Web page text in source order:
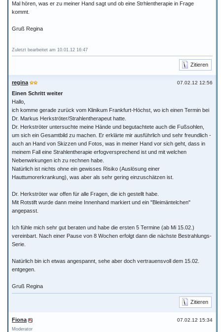
Mal hören, was er zu meiner Hand sagt und ob eine Strhlentherapie in Frage
kommt.
Gruß Regina
Zuletzt bearbeitet am 10.01.12 16:47
Zitieren
07.02.12 12:56
regina
Einen Schritt weiter
Hallo,
ich komme gerade zurück vom Klinikum Frankfurt-Höchst, wo ich einen Termin bei
Dr. Markus Herkströter/Strahlentherapeut hatte.
Dr. Herkströter untersuchte meine Hände und begutachtete auch die Fußsohlen,
um sich ein Gesamtbild zu machen. Er erklärte mir ausführlich und sehr freundlich -
auch an Hand von Skizzen und Fotos, was in meiner Hand vor sich geht, dass in
meinem Fall eine Strahlentherapie erfogversprechend ist und mit welchen
Nebenwirkungen ich zu rechnen habe.
Natürlich ist nichts ohne ein gewisses Risiko (Auslösung einer
Hauttumorerkrankung), was aber als sehr gering einzuschätzen ist.
Dr. Herkströter war offen für alle Fragen, die ich gestellt habe.
Mit Rotstift wurde dann meine Innenhand markiert und ein "Bleimäntelchen"
angepasst.
Ich fühle mich sehr gut beraten und habe die ersten 5 Termine (ab Mi 15.02.)
vereinbart. Nach einer Pause von 8 Wochen erfolgt dann die nächste Bestrahlungs-
Serie.
Natürlich bin ich etwas angespannt, sehe aber doch vertrauensvoll dem 15.02.
entgegen.
Gruß Regina
Zitieren
07.02.12 15:34
Fiona
Moderator